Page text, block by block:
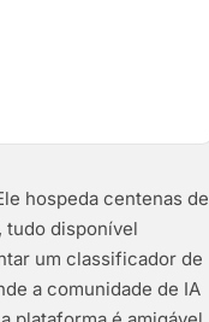
hospeda centenas de
tudo disponível
um classificador de
a comunidade de IA